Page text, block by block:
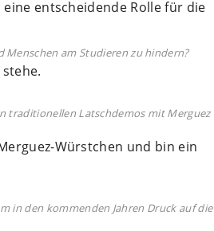
entscheidende Rolle für die
Menschen am Studieren zu hindern?
traditionellen Latschdemos mit Merguez
Würstchen und bin ein
in den kommenden Jahren Druck auf die